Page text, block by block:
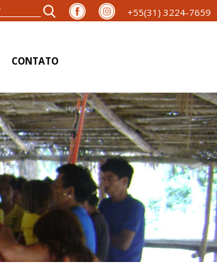
+55(31) 3224-7659
CONTATO